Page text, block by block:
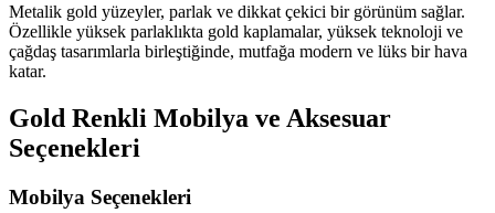
Metalik gold yüzeyler, parlak ve dikkat çekici bir görünüm sağlar.
Özellikle yüksek parlaklıkta gold kaplamalar, yüksek teknoloji ve
çağdaş tasarımlarla birleştiğinde, mutfağa modern ve lüks bir hava
katar.
Gold Renkli Mobilya ve Aksesuar
Seçenekleri
Mobilya Seçenekleri